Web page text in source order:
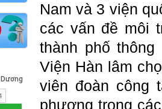
Nam và 3 viện
các vấn đề môi
thành phố
Viện Hàn lâm
viên đoàn công
phương trong